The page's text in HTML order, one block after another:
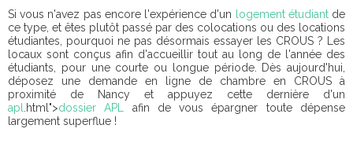
Si vous n'avez pas encore l'expérience d'un
logement étudiantde
ce type, et êtes plutôt passé par des colocations ou des locations
étudiantes, pourquoi ne pas désormais essayer les CROUS ? Les
locaux sont conçus afin d'accueillir tout au long de l'année des
étudiants, pour une courte ou longue période. Dès aujourd'hui,
déposez une demande en ligne de chambre en CROUS à
proximité de Nancy et appuyez cette dernière d'un
apl
.html">dossier APL
afin de vous épargner toute dépense
largement superflue !